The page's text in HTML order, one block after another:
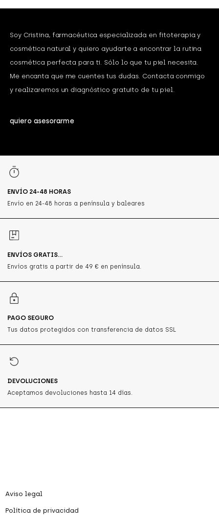
Soy Cristina, farmacéutica especializada en fitoterapia y
cosmética natural y quiero ayudarte a encontrar la rutina
cosmética perfecta para ti. Sólo lo que tu piel necesita.
Me encanta que me cuentes tus dudas. Contacta conmigo
y realizaremos un diagnóstico gratuito de tu piel.
quiero asesorarme
ENVÍO 24-48 HORAS
Envío en 24-48 horas a península y baleares
ENVÍOS GRATIS...
Envíos gratis a partir de 49 € en península.
PAGO SEGURO
Tus datos protegidos con transferencia de datos SSL
DEVOLUCIONES
Aceptamos devoluciones hasta 14 días.
Aviso legal
Política de privacidad